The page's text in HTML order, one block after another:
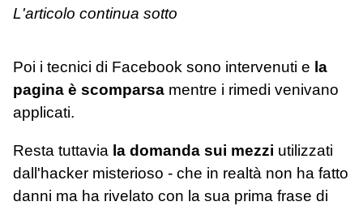
L'articolo continua sotto
Poi i tecnici di Facebook sono intervenuti e la
pagina è scomparsa mentre i rimedi venivano
applicati.
Resta tuttavia la domanda sui mezzi utilizzati
dall'hacker misterioso - che in realtà non ha fatto
danni ma ha rivelato con la sua prima frase di